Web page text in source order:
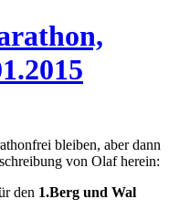
bleiben, aber dann
von Olaf herein:
den 1.Berg und Wal